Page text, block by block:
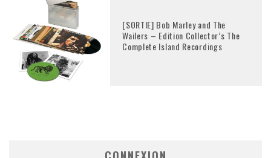
[SORTIE] Bob Marley and The
Wailers – Edition Collector’s The
Complete Island Recordings